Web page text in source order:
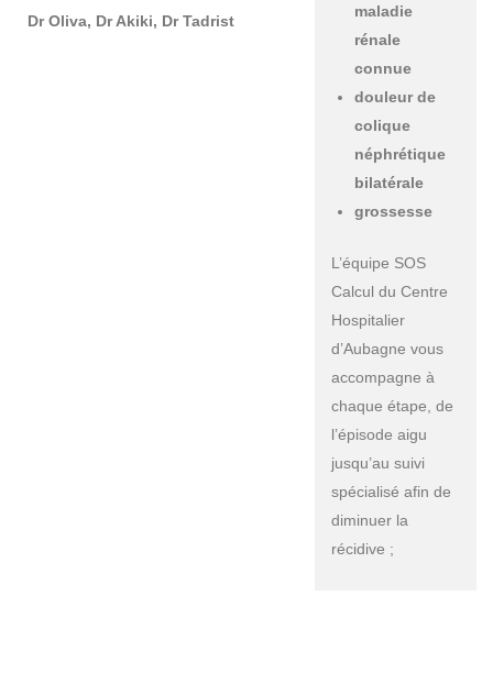
Dr Oliva, Dr Akiki, Dr Tadrist
maladie
rénale
connue
douleur de
colique
néphrétique
bilatérale
grossesse
L’équipe SOS
Calcul du Centre
Hospitalier
d’Aubagne vous
accompagne à
chaque étape, de
l’épisode aigu
jusqu’au suivi
spécialisé afin de
diminuer la
récidive ;